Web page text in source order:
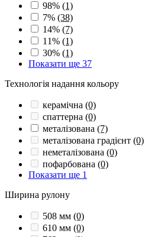
98% (1)
7% (38)
14% (7)
11% (1)
30% (1)
Показати ще 37
Технологія надання кольору
керамічна (0)
спаттерна (0)
металізована (7)
металізована градієнт (0)
неметалізована (0)
пофарбована (0)
Показати ще 1
Ширина рулону
508 мм (0)
610 мм (0)